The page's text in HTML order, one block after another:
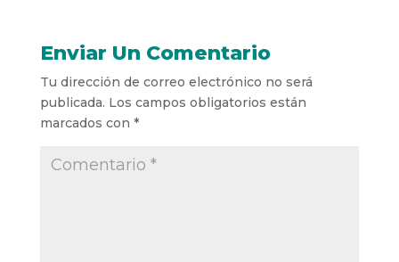
Enviar Un Comentario
Tu dirección de correo electrónico no será
publicada. Los campos obligatorios están
marcados con *